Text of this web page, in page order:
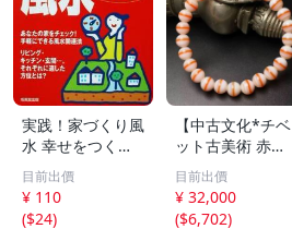
実践！家づくり風
水 幸せをつくる
家とインテリア/
浅野八郎(著者)
目前出價
¥ 110
($24)
【中古文化*チベ
ット古美術 赤縞
天眼瑪瑙丸珠 天
地天珠組み合わせ
ブレスレット 縞
瑪瑙 古玩 アンテ
目前出價
¥ 32,000
($6,702)